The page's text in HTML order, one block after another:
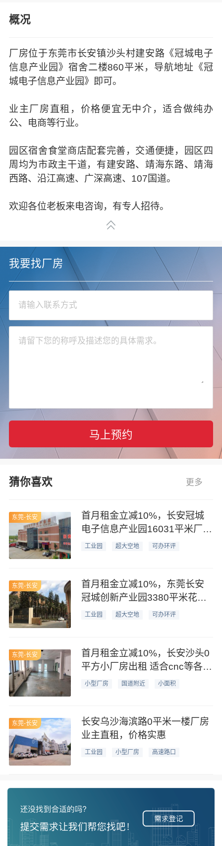
概况
厂房位于东莞市长安镇沙头村建安路《冠城电子
信息产业园》宿舍二楼860平米，导航地址《冠
城电子信息产业园》即可。
业主厂房直租，价格便宜无中介，适合做纯办
公、电商等行业。
园区宿舍食堂商店配套完善，交通便捷，园区四
周均为市政主干道，有建安路、靖海东路、靖海
西路、沿江高速、广深高速、107国道。
欢迎各位老板来电咨询，有专人招待。
我要找厂房
马上预约
猜你喜欢 更多
东莞-长安
首月租金立减10%，长安冠城
电子信息产业园16031平米厂房
仓库业主直租
工业园 超大空地 可办环评
东莞-长安
首月租金立减10%，东莞长安
冠城创新产业园3380平米花园
式厂房业主直租
工业园 超大空地 可办环评
东莞-长安
首月租金立减10%，长安沙头0
平方小厂房出租 适合cnc等各种
轻加工
小型厂房 国道附近 小面积
东莞-长安
长安乌沙海滨路0平米一楼厂房
业主直租，价格实惠
工业园 小型厂房 高速路口